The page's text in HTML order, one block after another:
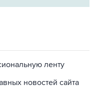
ленту
новостей сайта